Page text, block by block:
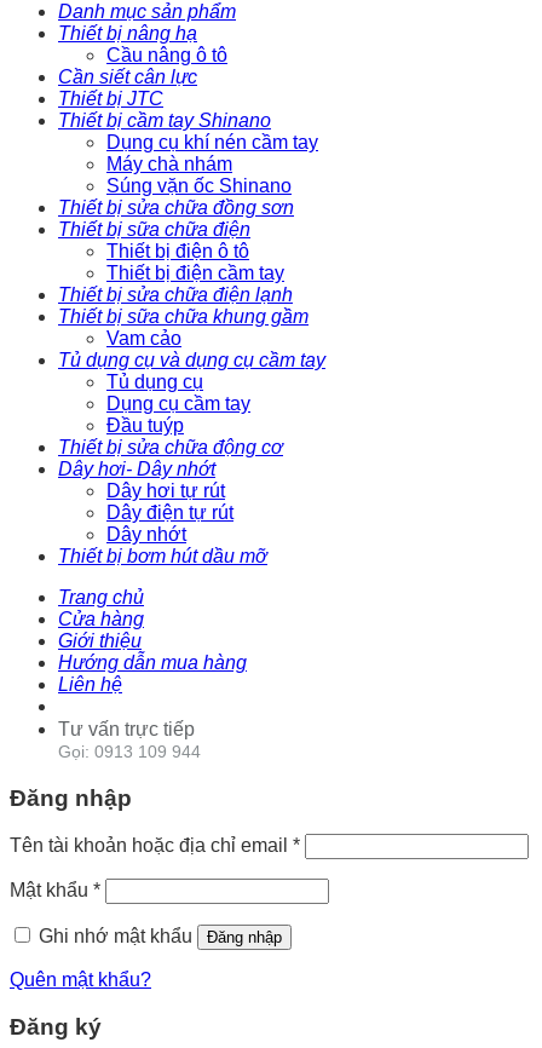
Danh mục sản phẩm
Thiết bị nâng hạ
Cầu nâng ô tô
Cần siết cân lực
Thiết bị JTC
Thiết bị cầm tay Shinano
Dụng cụ khí nén cầm tay
Máy chà nhám
Súng vặn ốc Shinano
Thiết bị sửa chữa đồng sơn
Thiết bị sữa chữa điện
Thiết bị điện ô tô
Thiết bị điện cầm tay
Thiết bị sửa chữa điện lạnh
Thiết bị sữa chữa khung gầm
Vam cảo
Tủ dụng cụ và dụng cụ cầm tay
Tủ dụng cụ
Dụng cụ cầm tay
Đầu tuýp
Thiết bị sửa chữa động cơ
Dây hơi- Dây nhớt
Dây hơi tự rút
Dây điện tự rút
Dây nhớt
Thiết bị bơm hút dầu mỡ
Trang chủ
Cửa hàng
Giới thiệu
Hướng dẫn mua hàng
Liên hệ
Tư vấn trực tiếp
Gọi: 0913 109 944
Đăng nhập
Tên tài khoản hoặc địa chỉ email *
Mật khẩu *
Ghi nhớ mật khẩu Đăng nhập
Quên mật khẩu?
Đăng ký